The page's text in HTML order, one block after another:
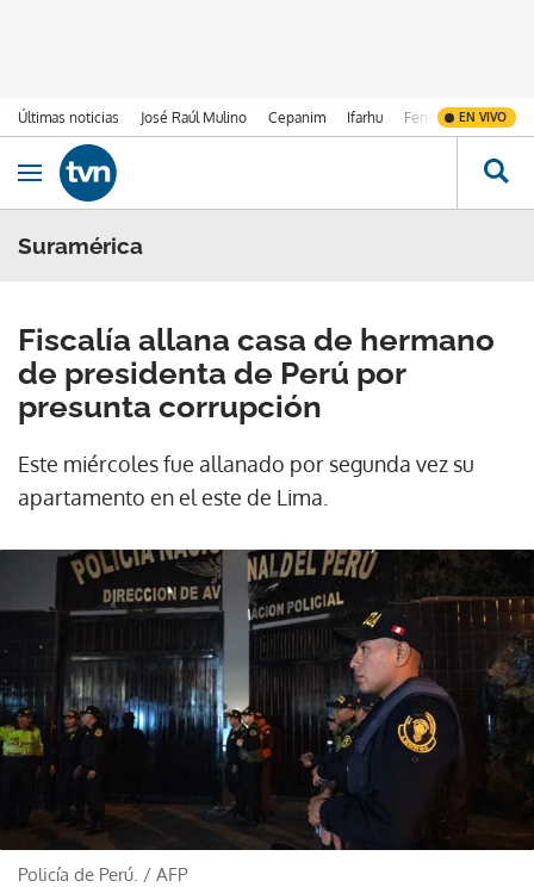
Últimas noticias José Raúl Mulino Cepanim Ifarhu Fenómeno de El
EN VIVO
Ir al contenido
Obrir navegació
Suramérica
Fiscalía allana casa de hermano
de presidenta de Perú por
presunta corrupción
Este miércoles fue allanado por segunda vez su
apartamento en el este de Lima.
Policía de Perú. / AFP